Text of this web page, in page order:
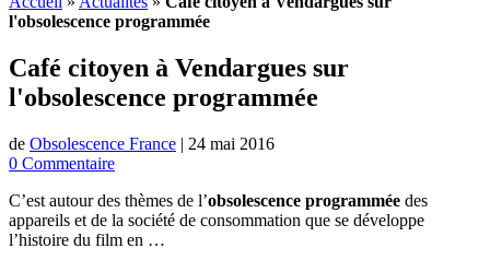
l'obsolescence programmée
Café citoyen à Vendargues sur
l'obsolescence programmée
de Obsolescence France | 24 mai 2016
0 Commentaire
C’est autour des thèmes de l’obsolescence programmée des
appareils et de la société de consommation que se développe
l’histoire du film en …